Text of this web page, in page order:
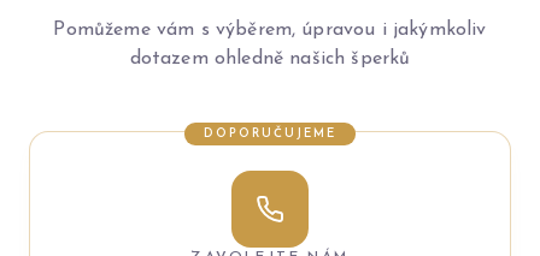
Pomůžeme vám s výběrem, úpravou i jakýmkoliv
dotazem ohledně našich šperků
DOPORUČUJEME